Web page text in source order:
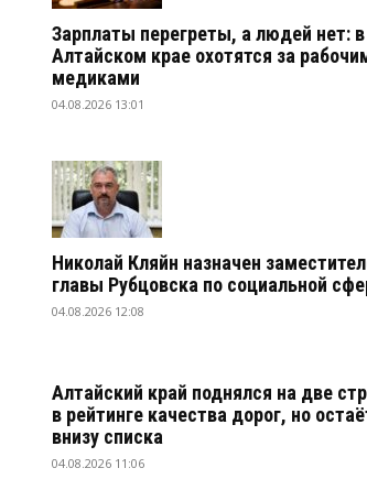
Зарплаты перегреты, а людей нет: в
Алтайском крае охотятся за
медиками
04.08.2026 13:01
Николай Кляйн назначен
главы Рубцовска по социальной
04.08.2026 12:08
Алтайский край поднялся на две
в рейтинге качества дорог, но
внизу списка
04.08.2026 11:06